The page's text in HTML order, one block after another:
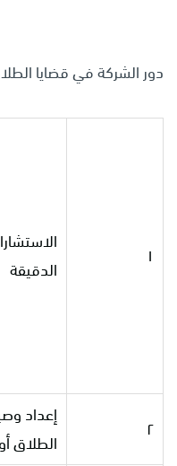
دور الشركة في قضايا
١
الدقيقة
٢
إعداد
الطلاق